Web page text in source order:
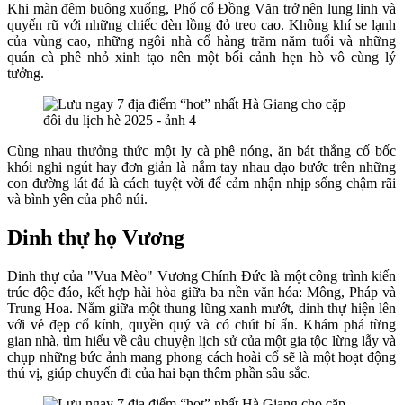
Khi màn đêm buông xuống, Phố cổ Đồng Văn trở nên lung linh và
quyến rũ với những chiếc đèn lồng đỏ treo cao. Không khí se lạnh
của vùng cao, những ngôi nhà cổ hàng trăm năm tuổi và những
quán cà phê nhỏ xinh tạo nên một bối cảnh hẹn hò vô cùng lý
tưởng.
Cùng nhau thưởng thức một ly cà phê nóng, ăn bát thắng cố bốc
khói nghi ngút hay đơn giản là nắm tay nhau dạo bước trên những
con đường lát đá là cách tuyệt vời để cảm nhận nhịp sống chậm rãi
và bình yên của phố núi.
Dinh thự họ Vương
Dinh thự của "Vua Mèo" Vương Chính Đức là một công trình kiến
trúc độc đáo, kết hợp hài hòa giữa ba nền văn hóa: Mông, Pháp và
Trung Hoa. Nằm giữa một thung lũng xanh mướt, dinh thự hiện lên
với vẻ đẹp cổ kính, quyền quý và có chút bí ẩn. Khám phá từng
gian nhà, tìm hiểu về câu chuyện lịch sử của một gia tộc lừng lẫy và
chụp những bức ảnh mang phong cách hoài cổ sẽ là một hoạt động
thú vị, giúp chuyến đi của hai bạn thêm phần sâu sắc.